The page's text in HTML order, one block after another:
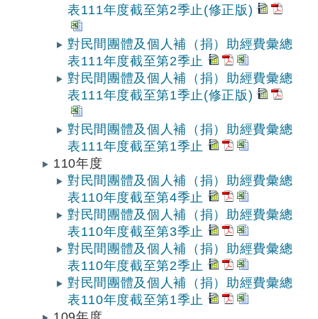
表111年度截至第2季止(修正版)
對民間團體及個人補（捐）助經費彙總
表111年度截至第2季止
對民間團體及個人補（捐）助經費彙總
表111年度截至第1季止(修正版)
對民間團體及個人補（捐）助經費彙總
表111年度截至第1季止
110年度
對民間團體及個人補（捐）助經費彙總
表110年度截至第4季止
對民間團體及個人補（捐）助經費彙總
表110年度截至第3季止
對民間團體及個人補（捐）助經費彙總
表110年度截至第2季止
對民間團體及個人補（捐）助經費彙總
表110年度截至第1季止